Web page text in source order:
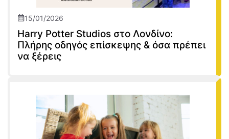
15/01/2026
Harry Potter Studios στο Λονδίνο:
Πλήρης οδηγός επίσκεψης & όσα πρέπει
να ξέρεις